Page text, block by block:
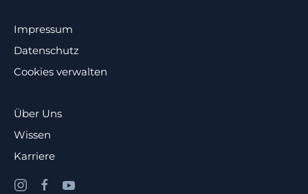
Impressum
Datenschutz
Cookies verwalten
Über Uns
Wissen
Karriere